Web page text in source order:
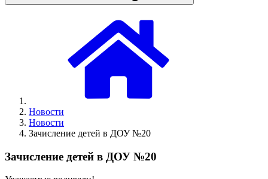
Новости
Новости
Зачисление детей в ДОУ №20
Зачисление детей в ДОУ №20